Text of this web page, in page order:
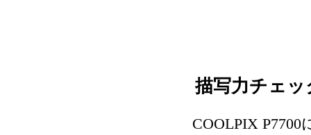
描写力チェッ
COOLPIX P7700